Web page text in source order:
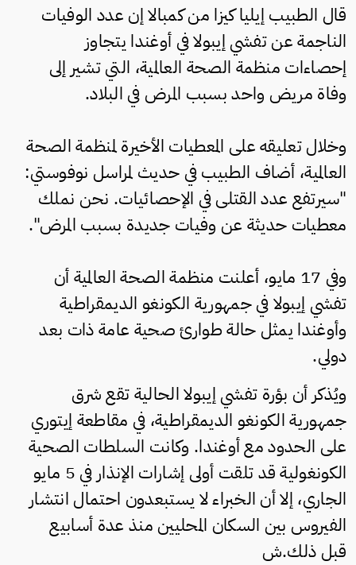
قال الطبيب إيليا كيزا من كمبالا إن عدد الوفيات
الناجمة عن تفشي إيبولا في أوغندا يتجاوز
إحصاءات منظمة الصحة العالمية، التي تشير إلى
وفاة مريض واحد بسبب المرض في البلاد.
وخلال تعليقه على المعطيات الأخيرة لمنظمة الصحة
العالمية، أضاف الطبيب في حديث لمراسل نوفوستي:
"سيرتفع عدد القتلى في الإحصائيات. نحن نملك
معطيات حديثة عن وفيات جديدة بسبب المرض".
وفي 17 مايو، أعلنت منظمة الصحة العالمية أن
تفشي إيبولا في جمهورية الكونغو الديمقراطية
وأوغندا يمثل حالة طوارئ صحية عامة ذات بعد
دولي.
ويُذكر أن بؤرة تفشي إيبولا الحالية تقع شرق
جمهورية الكونغو الديمقراطية، في مقاطعة إيتوري
على الحدود مع أوغندا. وكانت السلطات الصحية
الكونغولية قد تلقت أولى إشارات الإنذار في 5 مايو
الجاري، إلا أن الخبراء لا يستبعدون احتمال انتشار
الفيروس بين السكان المحليين منذ عدة أسابيع
قبل ذلك.ش